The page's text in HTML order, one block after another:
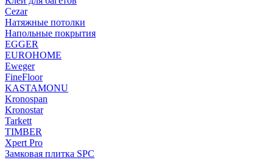
Cezar
Натяжные потолки
Напольные покрытия
EGGER
EUROHOME
Eweger
FineFloor
KASTAMONU
Kronospan
Kronostar
Tarkett
TIMBER
Xpert Pro
Замковая плитка SPC